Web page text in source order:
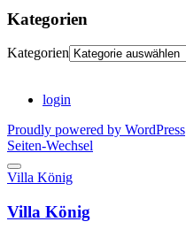
Kategorien
Kategorien
login
Proudly powered by WordPress
Seiten-Wechsel
Villa König
Villa König